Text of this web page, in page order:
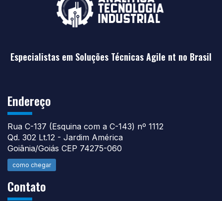
Especialistas em Soluções Técnicas Agile nt no Brasil
Endereço
Rua C-137 (Esquina com a C-143) nº 1112
Qd. 302 Lt.12 - Jardim América
Goiânia/Goiás CEP 74275-060
como chegar
Contato